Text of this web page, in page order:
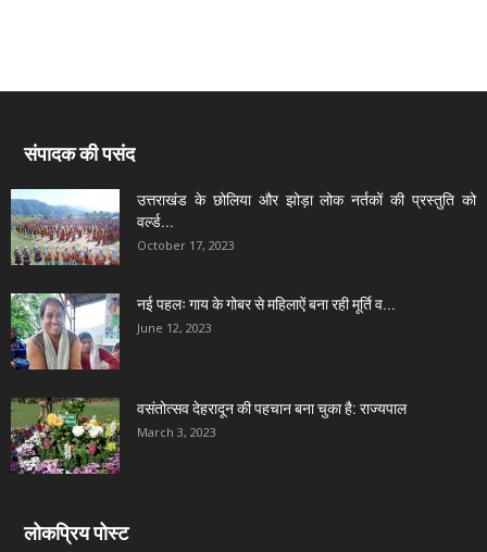
संपादक की पसंद
उत्तराखंड के छोलिया और झोड़ा लोक नर्तकों की प्रस्तुति को
वर्ल्ड...
October 17, 2023
नई पहलः गाय के गोबर से महिलाऐं बना रही मूर्ति व...
June 12, 2023
वसंतोत्सव देहरादून की पहचान बना चुका है: राज्यपाल
March 3, 2023
लोकप्रिय पोस्ट